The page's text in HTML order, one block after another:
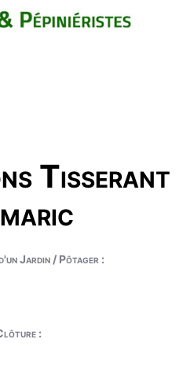
Tisserant
Jardin / Pôtager :
: